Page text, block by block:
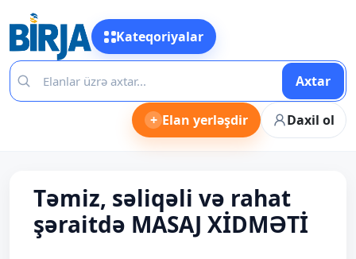
Kateqoriyalar
Axtar
+ Elan yerləşdir Daxil ol
Təmiz, səliqəli və rahat
şəraitdə MASAJ XİDMƏTİ